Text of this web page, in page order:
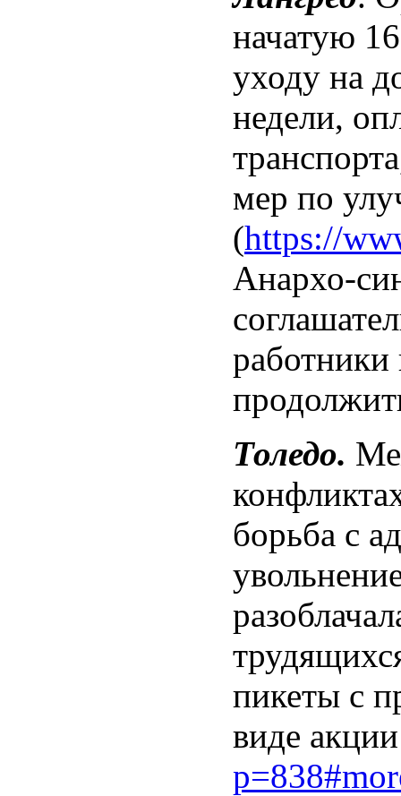
начатую
уходу на
недели,
мер по
(https://
Анархо-
работники
Толедо.
борьба с
пикеты с
виде